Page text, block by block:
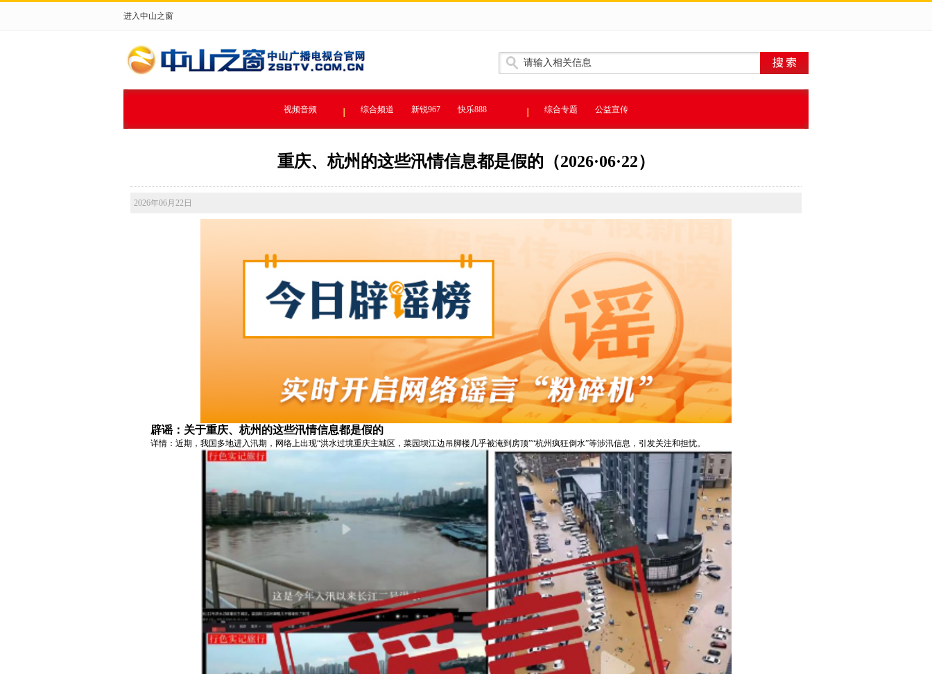
进入中山之窗
视频音频 综合频道 新锐967 快乐888 综合专题 公益宣传
重庆、杭州的这些汛情信息都是假的（2026·06·22）
2026年06月22日
辟谣：关于重庆、杭州的这些汛情信息都是假的
详情：近期，我国多地进入汛期，网络上出现“洪水过境重庆主城区，菜园坝江边吊脚楼几乎被淹到房顶”“杭州疯狂倒水”等涉汛信息，引发关注和担忧。